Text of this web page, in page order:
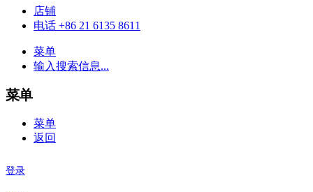
店铺
电话 +86 21 6135 8611
菜单
输入搜索信息...
菜单
菜单
返回
登录